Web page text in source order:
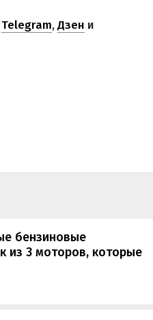
Telegram,Дзен и
бензиновые
из 3 моторов, которые